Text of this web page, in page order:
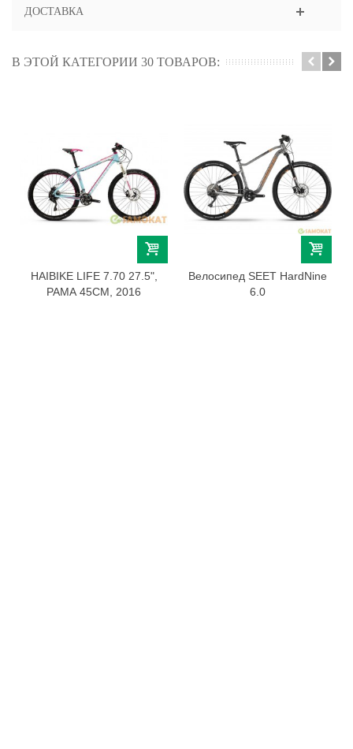
ДОСТАВКА
В ЭТОЙ КАТЕГОРИИ 30 ТОВАРОВ:
HAIBIKE LIFE 7.70 27.5",
РАМА 45СМ, 2016
Велосипед SEET HardNine
6.0